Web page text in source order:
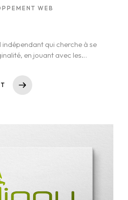
WEB
qui cherche à se
en jouant avec les
pensées diverses, oscillant
la réflexion et la folie. Pour
unique, j'ai conçu le logo du